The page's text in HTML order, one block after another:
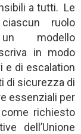
a tutti. Le
ruolo
modello
in modo
e di escalation
di sicurezza di
essenziali per
come richiesto
dell’Unione